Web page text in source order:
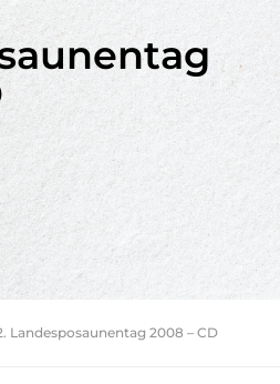
Landesposaunentag 2008 – CD